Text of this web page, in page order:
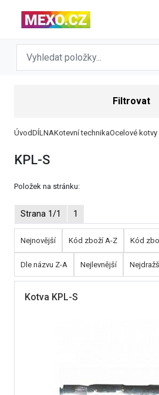
Filtrovat
ÚvodDÍLNAKotevní technikaOcelové
KPL-S
Položek na stránku:
Strana 1/1 1
Nejnovější Kód zboží A-Z Kód
Dle názvu Z-A Nejlevnější
Kotva KPL-S